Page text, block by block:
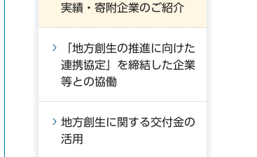
実績・寄附企業のご紹介
「地方創生の推進に向けた
連携協定」を締結した企業
等との協働
地方創生に関する交付金の
活用